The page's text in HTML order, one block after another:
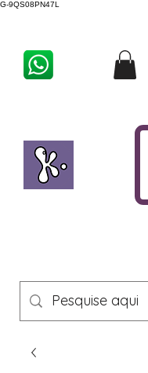
G-9QS08PN47L